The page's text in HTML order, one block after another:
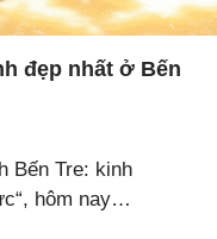
đẹp nhất ở Bến
Bến Tre: kinh
hôm nay…